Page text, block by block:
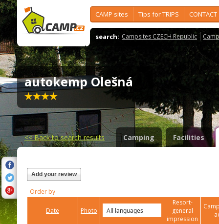
CAMP sites Tips for TRIPS CONTACT
search: Campsites CZECH Republic
autokemp Olešná
<<Back to search results Camping Facilities
Add your review
Order by
Date Photo
Resort-
general
impression